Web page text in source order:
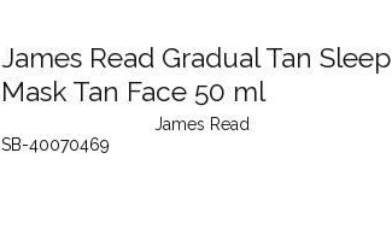
James Read Gradual Tan Sleep
Mask Tan Face 50 ml
James Read
SB-40070469